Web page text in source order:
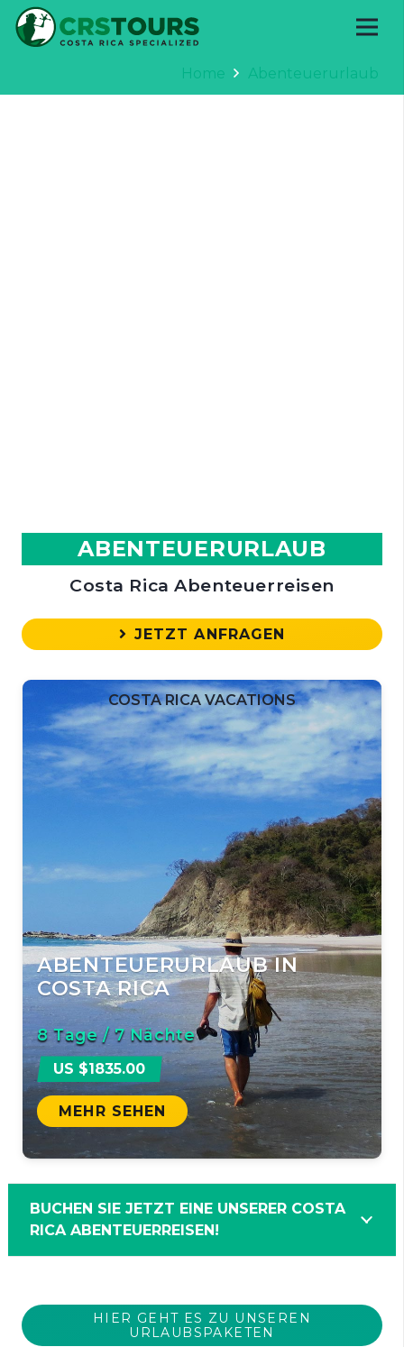
Home Abenteuerurlaub
ABENTEUERURLAUB
Costa Rica Abenteuerreisen
JETZT ANFRAGEN
ABENTEUERURLAUB IN
COSTA RICA
8 Tage / 7 Nächte
US $1835.00
MEHR SEHEN
COSTA RICA VACATIONS
BUCHEN SIE JETZT EINE UNSERER COSTA
RICA ABENTEUERREISEN!
HIER GEHT ES ZU UNSEREN
URLAUBSPAKETEN